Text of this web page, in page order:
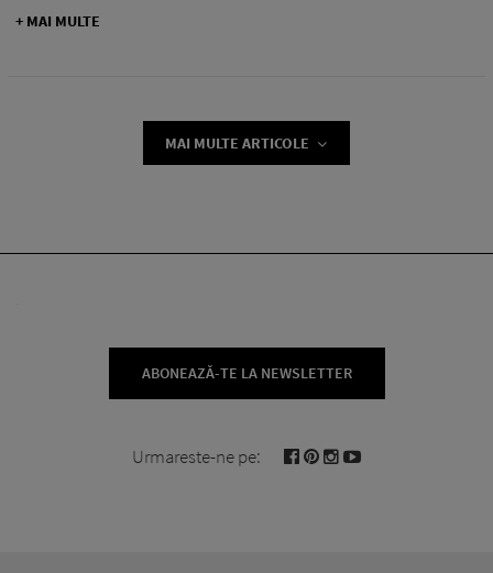
+ MAI MULTE
MAI MULTE ARTICOLE
ABONEAZĂ-TE LA NEWSLETTER
Urmareste-ne pe: